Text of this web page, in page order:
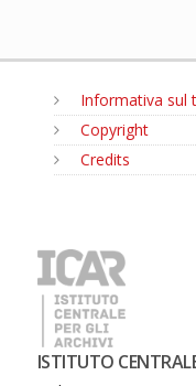
Informativa sul
Copyright
Credits
ISTITUTO